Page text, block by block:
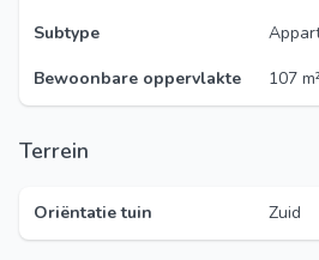
Subtype
Bewoonbare oppervlakte
107
Terrein
Oriëntatie tuin Zuid